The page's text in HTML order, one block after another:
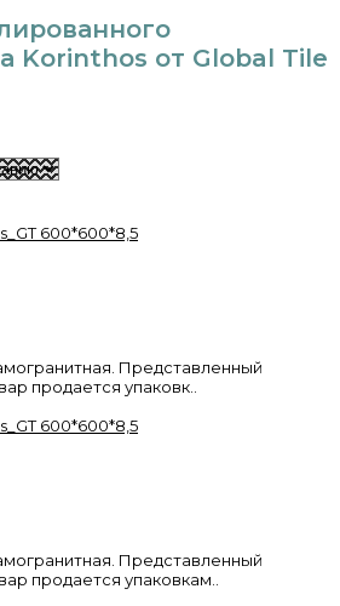
Korinthos от Global Tile
600*600*8,5
Представленный
продается упаковк..
600*600*8,5
Представленный
продается упаковкам..